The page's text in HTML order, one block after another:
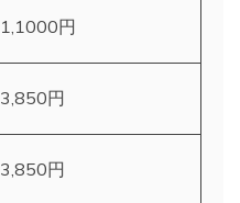
1,1000円
3,850円
3,850円